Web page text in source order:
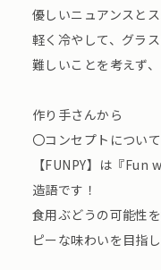
優しいニュアンスと
軽く冷やして、グラ
難しいことを考えず
作り手さんから
〇コンセプトについて
【FUNPY】は『
造語です！
食用ぶどうの可能性
ピーな味わいを目指